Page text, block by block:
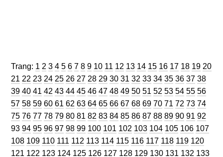
Trang: Trang
1 Trang
2 Trang
3 Trang
4 Trang
5 Trang
6 Trang
7 Trang
8 Trang
9 Trang
10 Trang
11 Trang
12 Trang
13 Trang
14 Trang
15 Trang
16 Trang
17 Trang
18 Trang
19 Trang
20
Trang
21 Trang
22 Trang
23 Trang
24 Trang
25 Trang
26 Trang
27 Trang
28 Trang
29 Trang
30 Trang
31 Trang
32 Trang
33 Trang
34 Trang
35 Trang
36 Trang
37 Trang
38
39 Trang
40 Trang
41 Trang
42 Trang
43 Trang
44 Trang
45 Trang
46 Trang
47 Trang
48 Trang
49 Trang
50 Trang
51 Trang
52 Trang
53 Trang
54 Trang
55 Trang
56
57 Trang
58 Trang
59 Trang
60 Trang
61 Trang
62 Trang
63 Trang
64 Trang
65 Trang
66 Trang
67 Trang
68 Trang
69 Trang
70 Trang
71 Trang
72 Trang
73 Trang
74
75 Trang
76 Trang
77 Trang
78 Trang
79 Trang
80 Trang
81 Trang
82 Trang
83 Trang
84 Trang
85 Trang
86 Trang
87 Trang
88 Trang
89 Trang
90 Trang
91 Trang
92
93 Trang
94 Trang
95 Trang
96 Trang
97 Trang
98 Trang
99 Trang
100 Trang
101 Trang
102 Trang
103 Trang
104 Trang
105 Trang
106 Trang
107
108 Trang
109 Trang
110 Trang
111 Trang
112 Trang
113 Trang
114 Trang
115 Trang
116 Trang
117 Trang
118 Trang
119 Trang
120
121 Trang
122 Trang
123 Trang
124 Trang
125 Trang
126 Trang
127 Trang
128 Trang
129 Trang
130 Trang
131 Trang
132 Trang
133